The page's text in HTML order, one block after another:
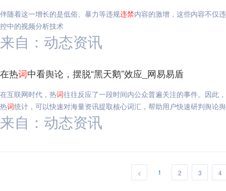
伴随着这一增长的是低俗、暴力等违规违禁内容的激增，这些内容不仅
控中的视频分析技术
来自：动态资讯
在热词中看舆论，摆脱“黑天鹅”效应_网易易盾
在互联网时代，热词往往反应了一段时间内公众普遍关注的事件。因此
热词统计，可以快速对海量资讯提取核心词汇，帮助用户快速研判舆论
来自：动态资讯
< 1 2 3 4